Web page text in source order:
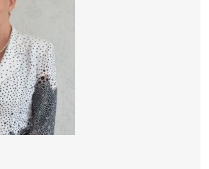
Олександр Петрович
Наталія Миколаївна
Василівна
Володимирович
Ольга Борисівна
Іванович